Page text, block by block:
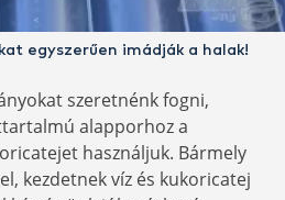
egyszerűen imádják a halak!
szeretnénk fogni,
alapporhoz a
használjuk. Bármely
kezdetnek víz és kukoricatej